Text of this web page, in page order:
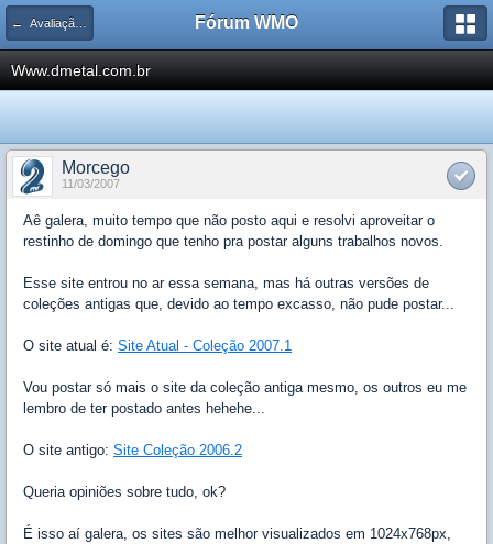
← Avaliação de Sites Fórum WMO
Www.dmetal.com.br
Morcego
11/03/2007
Aê galera, muito tempo que não posto aqui e resolvi aproveitar o
restinho de domingo que tenho pra postar alguns trabalhos novos.
Esse site entrou no ar essa semana, mas há outras versões de
coleções antigas que, devido ao tempo excasso, não pude postar...
O site atual é: Site Atual - Coleção 2007.1
Vou postar só mais o site da coleção antiga mesmo, os outros eu me
lembro de ter postado antes hehehe...
O site antigo: Site Coleção 2006.2
Queria opiniões sobre tudo, ok?
É isso aí galera, os sites são melhor visualizados em 1024x768px,